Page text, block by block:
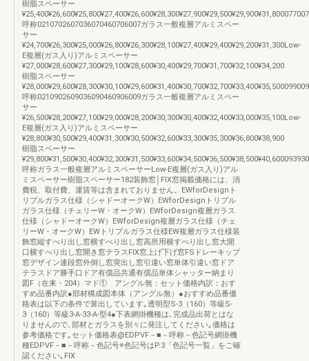
樹脂スペーサー
呼称0210702607036070460706007ガラス一般複層アルミスペー
サー
¥24,700¥26,300¥25,000¥26,800¥26,300¥28,100¥27,400¥29,400¥29,200¥31,300Low-
E複層(ガス入り)アルミスペーサー
¥27,000¥28,600¥27,300¥29,100¥28,600¥30,400¥29,700¥31,700¥32,100¥34,200
樹脂スペーサー
呼称0210902609036090460906009ガラス一般複層アルミスペー
サー
¥26,500¥28,200¥27,100¥29,000¥28,200¥30,300¥30,400¥32,400¥33,000¥35,100Low-
E複層(ガス入り)アルミスペーサー
¥28,800¥30,500¥29,400¥31,300¥30,500¥32,600¥33,300¥35,300¥36,800¥38,900
樹脂スペーサー
呼称ガラス一般複層アルミスペーサーLow-E複層(ガス入り)アル
ミスペーサー樹脂スペーサー182装飾窓│FIX窓掲載価格には、消
費税、取付費、運賃等は含まれておりません。EWforDesignト
リプルガラス仕様（シャドーオークW）EWforDesignトリプル
ガラス仕様（チェリーW・オークW）EWforDesign複層ガラス
仕様（シャドーオークW）EWforDesign複層ガラス仕様（チェ
リーW・オークW）EWトリプルガラス仕様EW複層ガラス仕様装
飾窓縦すべり出し窓横すべり出し窓高所用横すべり出し窓大開
口横すべり出し窓開き窓テラスFIX窓上げ下げ窓FSドレーキップ
窓デザイン連段窓外倒し窓突出し窓引違い窓単体引違い窓ドア
テラスドア勝手口ドア有償品共通有償品単体シャッター納まり
図F（在来・204）マド① アングル無：セット価格内訳：おす
すめ品番内訳●部材構成図本体（アングル無）●おすすめ品番価
格表は以下の条件で算出しています｡透明型S-3（160）等級S-
3（160）等級3-A-33-A-型4●下表網掛機種は､完成品出荷とはな
りませんので､部材とガラスを別々に発注してください｡価格は
参考価格です｡セット価格表@EDPVF－■－呼称－色記号網掛機
種EDPVF－■－呼称－色記号※色記号はP.3「色記号一覧」をご確
認ください｡FIX